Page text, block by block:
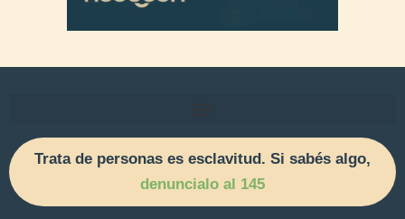
Trata de personas es esclavitud. Si sabés algo,
denuncialo al 145